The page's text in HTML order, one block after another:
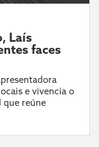
Laís
faces
e vivencia o
que reúne